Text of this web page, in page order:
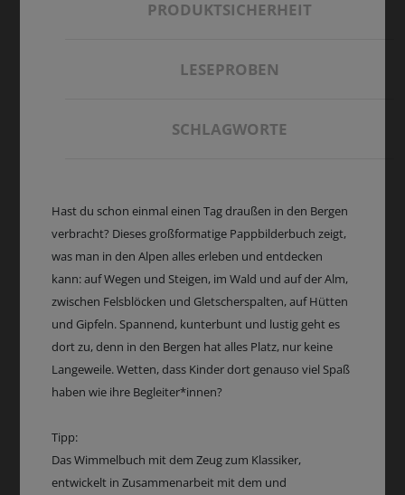
PRODUKTSICHERHEIT
LESEPROBEN
SCHLAGWORTE
Hast du schon einmal einen Tag draußen in den Bergen
verbracht? Dieses großformatige Pappbilderbuch zeigt,
was man in den Alpen alles erleben und entdecken
kann: auf Wegen und Steigen, im Wald und auf der Alm,
zwischen Felsblöcken und Gletscherspalten, auf Hütten
und Gipfeln. Spannend, kunterbunt und lustig geht es
dort zu, denn in den Bergen hat alles Platz, nur keine
Langeweile. Wetten, dass Kinder dort genauso viel Spaß
haben wie ihre Begleiter*innen?
Tipp:
Das Wimmelbuch mit dem Zeug zum Klassiker,
entwickelt in Zusammenarbeit mit dem und